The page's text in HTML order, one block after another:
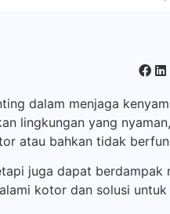
dalam menjaga
lingkungan yang
atau bahkan tidak
juga dapat
kotor dan solusi